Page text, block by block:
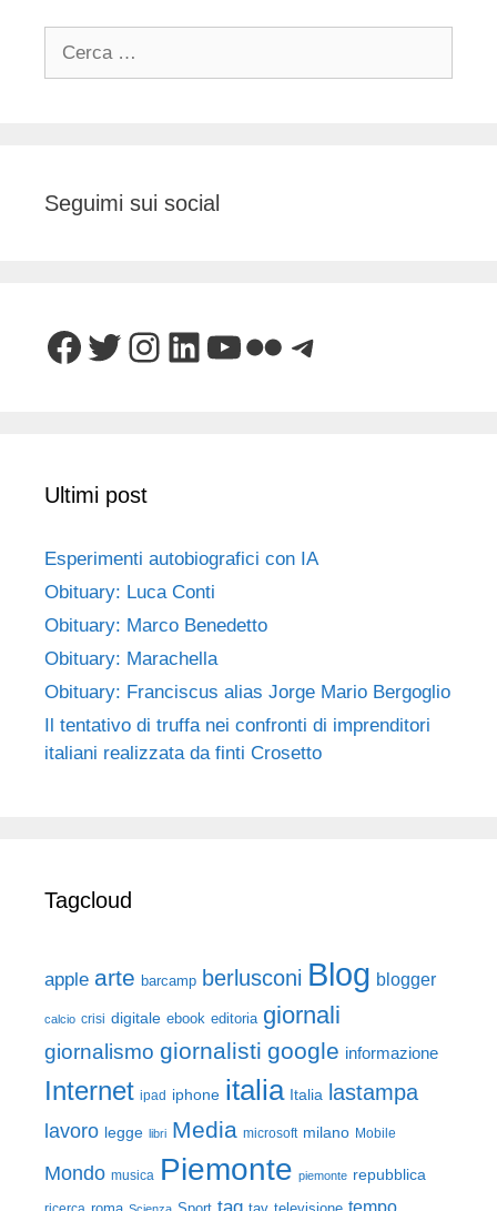
Seguimi sui social
Facebook
Twitter
Instagram
LinkedIn
YouTube
FlickrTelegram
Ultimi post
Esperimenti autobiografici con IA
Obituary: Luca Conti
Obituary: Marco Benedetto
Obituary: Marachella
Obituary: Franciscus alias Jorge Mario Bergoglio
Il tentativo di truffa nei confronti di imprenditori
italiani realizzata da finti Crosetto
Tagcloud
apple arte barcamp berlusconi Blog blogger
calcio crisi digitale ebook editoria giornali
giornalismo giornalisti google informazione
Internet ipad iphone italia Italia lastampa
lavoro legge libri Media microsoft milano Mobile
Mondo musica Piemonte piemonte repubblica
tag tempo